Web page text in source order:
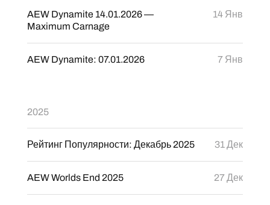
AEW Dynamite 14.01.2026 —
Maximum Carnage
14 Янв
AEW Dynamite: 07.01.2026 7 Янв
2025
Рейтинг Популярности: Декабрь 2025 31 Дек
AEW Worlds End 2025 27 Дек